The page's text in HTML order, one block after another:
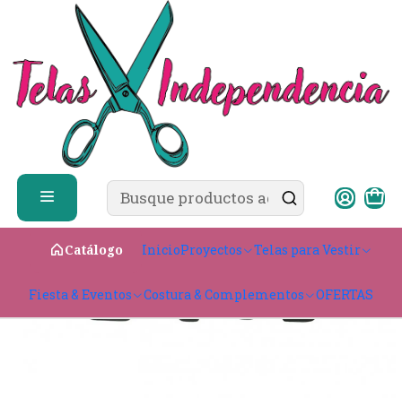
Catálogo InicioProyectos Telas para Vestir
Fiesta & Eventos Costura & Complementos OFERTAS
✨ ¿Cómo comprar?
CATÁLOGO Tip Top 5.0 CM Curvo Largo